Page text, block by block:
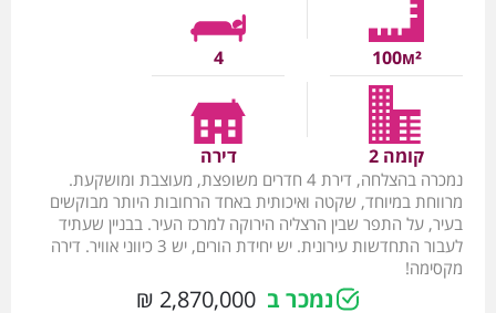
100м²
4
קומה 2 דירה
נמכרה בהצלחה, דירת 4 חדרים משופצת, מעוצבת ומושקעת.
מרווחת במיוחד, שקטה ואיכותית באחד הרחובות היותר מבוקשים
בעיר, על התפר שבין הרצליה הירוקה למרכז העיר. בבניין שעתיד
לעבור התחדשות עירונית. יש יחידת הורים, יש 3 כיווני אוויר. דירה
מקסימה!
נמכר ב2,870,000 ₪